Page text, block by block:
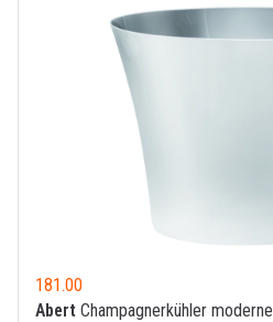
181.00
Abert Champagnerkühler moderne